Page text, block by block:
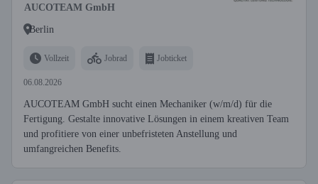
AUCOTEAM GmbH
Berlin
Vollzeit Jobrad Jobticket
06.08.2026
AUCOTEAM GmbH sucht einen Mechaniker (w/m/d) für die
Fertigung. Gestalte innovative Lösungen in einem kreativen Team
und profitiere von einer unbefristeten Anstellung und
umfangreichen Benefits.